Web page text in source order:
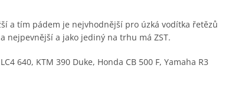
a tím pádem je nejvhodnější pro úzká vodítka řetězů
nejpevnější a jako jediný na trhu má ZST.
640, KTM 390 Duke, Honda CB 500 F, Yamaha R3